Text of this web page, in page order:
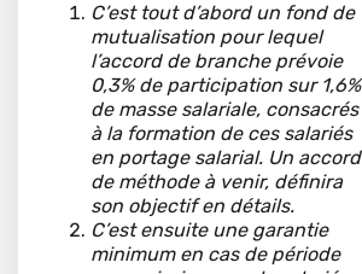
C’est tout d’abord un fond de
mutualisation pour lequel
l’accord de branche prévoie
0,3% de participation sur 1,6%
de masse salariale, consacrés
à la formation de ces salariés
en portage salarial. Un accord
de méthode à venir, définira
son objectif en détails.
C’est ensuite une garantie
minimum en cas de période